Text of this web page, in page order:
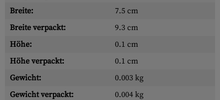
Breite:
7.5 cm
Breite verpackt:
9.3 cm
Höhe:
0.1 cm
Höhe verpackt:
0.1 cm
Gewicht:
0.003 kg
Gewicht verpackt:
0.004 kg